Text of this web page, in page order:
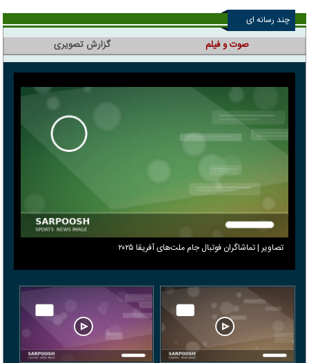
چند رسانه ای
صوت و فیلم
تصاویر | تماشاگران فوتبال جام ملت‌های آفریقا ۲۰۲۵
گزارش تصویری